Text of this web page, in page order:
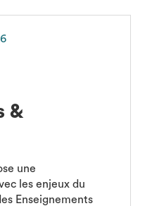
&
une
les enjeux du
Enseignements